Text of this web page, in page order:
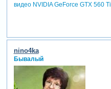
видео NVIDIA GeForce GTX 560 Ti
nino4ka
Бывалый